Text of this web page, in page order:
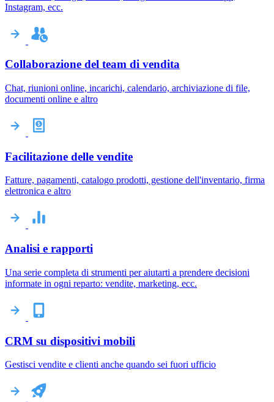
Instagram, ecc.
Collaborazione del team di vendita
Chat, riunioni online, incarichi, calendario, archiviazione di file,
documenti online e altro
Facilitazione delle vendite
Fatture, pagamenti, catalogo prodotti, gestione dell'inventario, firma
elettronica e altro
Analisi e rapporti
Una serie completa di strumenti per aiutarti a prendere decisioni
informate in ogni reparto: vendite, marketing, ecc.
CRM su dispositivi mobili
Gestisci vendite e clienti anche quando sei fuori ufficio